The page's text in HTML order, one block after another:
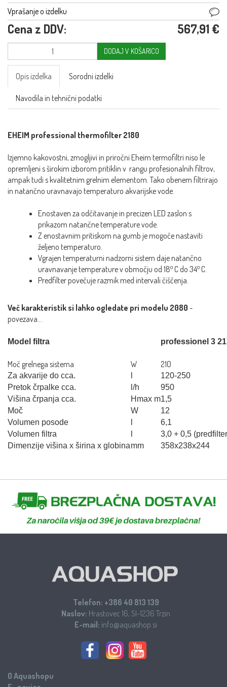
Vprašanje o izdelku
Cena z DDV: 567,91 €
DODAJ V KOŠARICO
Opis izdelka Sorodni izdelki
Navodila in tehnični podatki
EHEIM professional thermofilter 2180
Izjemno kakovostni, zmogljivi in priročni Eheim termofiltri niso le
opremljeni s širokim izborom pritiklin v rangu profesionalnih filtrov,
ampak tudi s kvalitetnim grelnim elementom. Tako obenem filtrirajo
in natančno uravnavajo temperaturo akvarijske vode.
Enostaven za odčitavanje in precizen LED zaslon s
prikazom natančne temperature vode.
Z enostavnim pritiskom na gumb je mogoče nastaviti
željeno temperaturo.
Vgrajen temperaturni nadzorni sistem daje natančno
uravnavanje temperature v območju od 18o C do 34o C.
Predfilter povečuje razmik med intervali čiščenja.
Več karakteristik si lahko ogledate pri modelu 2080 -
povezava...
Model filtra professionel 3
Moč grelnega sistema W 210
Za akvarije do cca.
120-250
Pretok črpalke cca.
l/h
950
Višina črpanja cca.
Hmax m1,5
Moč
W
12
Volumen posode
6,1
Volumen filtra
3,0 + 0,5
Dimenzije višina x širina x globinamm 358x238x244
Telefon: +386 40 813 139
Naslov: Hrastovec 16, SI-1236 Trzin
E-mail: info@aquashop.si
O Aquashopu